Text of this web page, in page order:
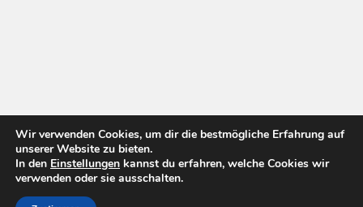
Wir verwenden Cookies, um dir die bestmögliche Erfahrung auf
unserer Website zu bieten.
In den Einstellungen kannst du erfahren, welche Cookies wir
verwenden oder sie ausschalten.